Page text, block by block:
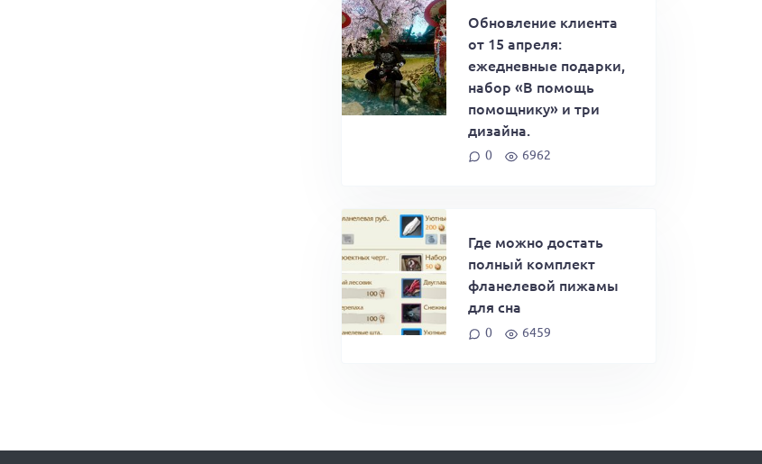
Обновление клиента
от 15 апреля:
ежедневные подарки,
набор «В помощь
помощнику» и три
дизайна.
0 6962
Где можно достать
полный комплект
фланелевой пижамы
для сна
0 6459